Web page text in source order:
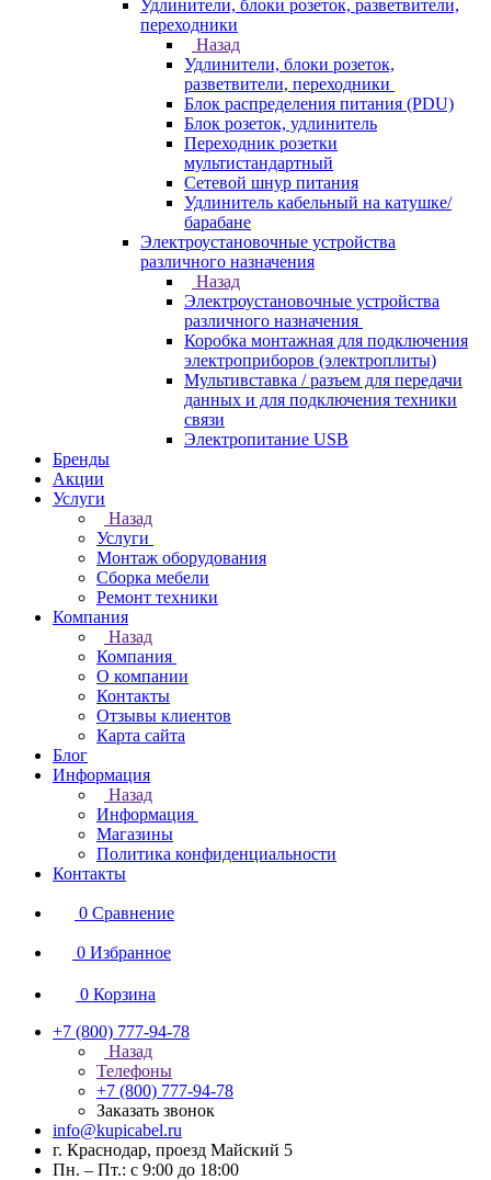
Удлинители, блоки розеток, разветвители,
переходники
Назад
Удлинители, блоки розеток,
разветвители, переходники
Блок распределения питания (PDU)
Блок розеток, удлинитель
Переходник розетки
мультистандартный
Сетевой шнур питания
Удлинитель кабельный на катушке/
барабане
Электроустановочные устройства
различного назначения
Назад
Электроустановочные устройства
различного назначения
Коробка монтажная для подключения
электроприборов (электроплиты)
Мультивставка / разъем для передачи
данных и для подключения техники
связи
Электропитание USB
Бренды
Акции
Услуги
Назад
Услуги
Монтаж оборудования
Сборка мебели
Ремонт техники
Компания
Назад
Компания
О компании
Контакты
Отзывы клиентов
Карта сайта
Блог
Информация
Назад
Информация
Магазины
Политика конфиденциальности
Контакты
0 Сравнение
0 Избранное
0 Корзина
+7 (800) 777-94-78
Назад
Телефоны
+7 (800) 777-94-78
Заказать звонок
info@kupicabel.ru
г. Краснодар, проезд Майский 5
Пн. – Пт.: с 9:00 до 18:00